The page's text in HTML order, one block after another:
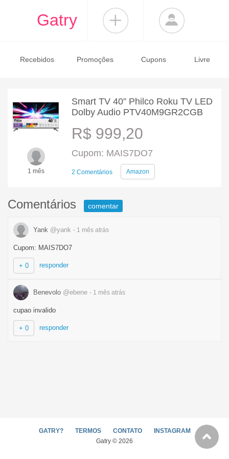
Gatry
Recebidos Promoções Cupons Livre
1 mês
Smart TV 40” Philco Roku TV LED
Dolby Audio PTV40M9GR2CGB
R$ 999,20
Cupom: MAIS7DO7
2 Comentários Amazon
Comentários comentar
Yank @yank - 1 mês atrás
Cupom: MAIS7DO7
+ 0 responder
Benevolo @ebene - 1 mês atrás
cupao invalido
+ 0 responder
GATRY? TERMOS CONTATO
INSTAGRAM
Gatry © 2026